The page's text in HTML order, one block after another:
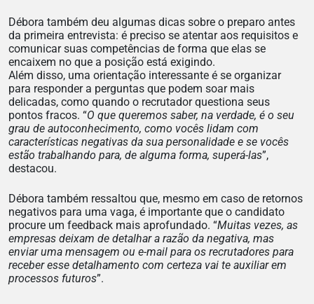
Débora também deu algumas dicas sobre o preparo antes
da primeira entrevista: é preciso se atentar aos requisitos e
comunicar suas competências de forma que elas se
encaixem no que a posição está exigindo.
Além disso, uma orientação interessante é se organizar
para responder a perguntas que podem soar mais
delicadas, como quando o recrutador questiona seus
pontos fracos. “O que queremos saber, na verdade, é o seu
grau de autoconhecimento, como vocês lidam com
características negativas da sua personalidade e se vocês
estão trabalhando para, de alguma forma, superá-las”,
destacou.
Débora também ressaltou que, mesmo em caso de retornos
negativos para uma vaga, é importante que o candidato
procure um feedback mais aprofundado. “Muitas vezes, as
empresas deixam de detalhar a razão da negativa, mas
enviar uma mensagem ou e-mail para os recrutadores para
receber esse detalhamento com certeza vai te auxiliar em
processos futuros”.